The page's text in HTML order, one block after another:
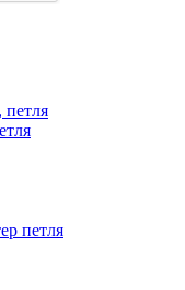
петля